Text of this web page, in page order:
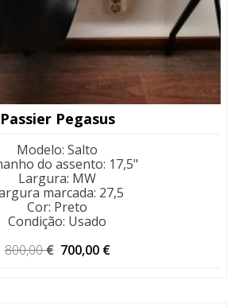
Passier Pegasus
Modelo: Salto
do assento: 17,5"
Largura: MW
marcada: 27,5
Cor: Preto
Condição: Usado
800,00€ O
700,00 €